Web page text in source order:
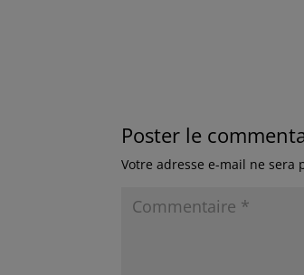
Poster le
Votre adresse e-mail ne sera